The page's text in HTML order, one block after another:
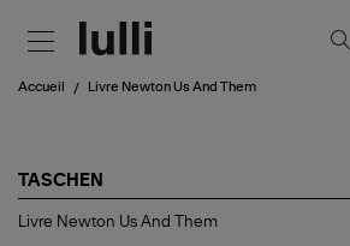
Accueil Livre Newton Us And Them
TASCHEN
Livre
Livre Newton Us And Them